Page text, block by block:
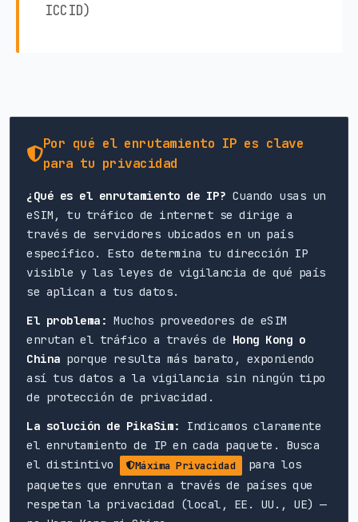
ICCID)
Por qué el enrutamiento IP es clave
para tu privacidad
¿Qué es el enrutamiento de IP? Cuando usas un
eSIM, tu tráfico de internet se dirige a
través de servidores ubicados en un país
específico. Esto determina tu dirección IP
visible y las leyes de vigilancia de qué país
se aplican a tus datos.
El problema: Muchos proveedores de eSIM
enrutan el tráfico a través de Hong Kong o
China porque resulta más barato, exponiendo
así tus datos a la vigilancia sin ningún tipo
de protección de privacidad.
La solución de PikaSim:
Indicamos claramente
el enrutamiento de IP en cada paquete. Busca
el distintivo
Máxima Privacidad
para los
paquetes que enrutan a través de países que
respetan la privacidad (local, EE. UU., UE) —